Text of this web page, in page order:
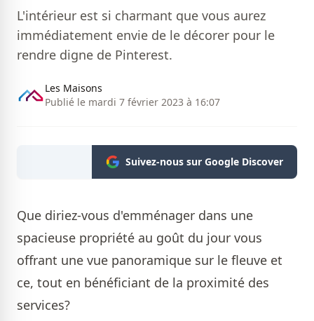
L'intérieur est si charmant que vous aurez
immédiatement envie de le décorer pour le
rendre digne de Pinterest.
Les Maisons
Publié le mardi 7 février 2023 à 16:07
Suivez-nous sur Google Discover
Que diriez-vous d'emménager dans une
spacieuse propriété au goût du jour vous
offrant une vue panoramique sur le fleuve et
ce, tout en bénéficiant de la proximité des
services?